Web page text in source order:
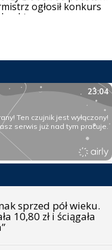
ogłosił konkurs
dyrektora
sprzed pół wieku.
10,80 zł i ściągała